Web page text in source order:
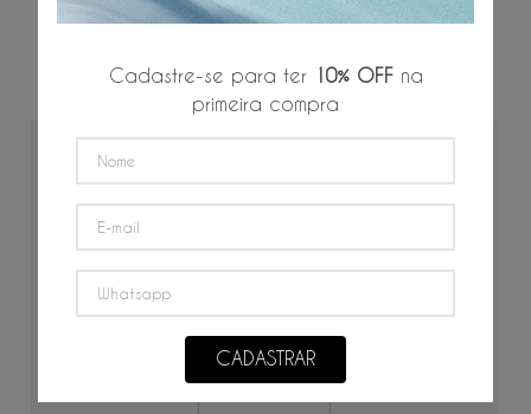
R$ 449,00 / 6x de R$ 74 ,83
50%OFF
Cadastre-se para ter 10% OFFna
primeira compra
CADASTRAR